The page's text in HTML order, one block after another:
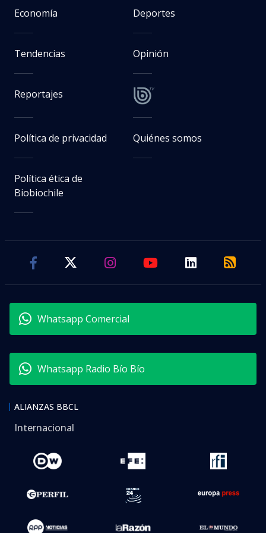
Economía Deportes
Tendencias Opinión
Reportajes
Política de privacidad Quiénes somos
Política ética de
Biobiochile
Whatsapp Comercial
Whatsapp Radio Bío Bío
ALIANZAS BBCL
Internacional